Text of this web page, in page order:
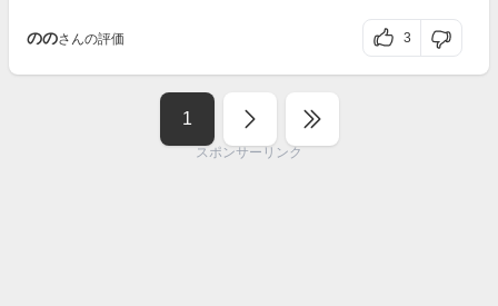
ののさんの評価 3
1
スポンサーリンク